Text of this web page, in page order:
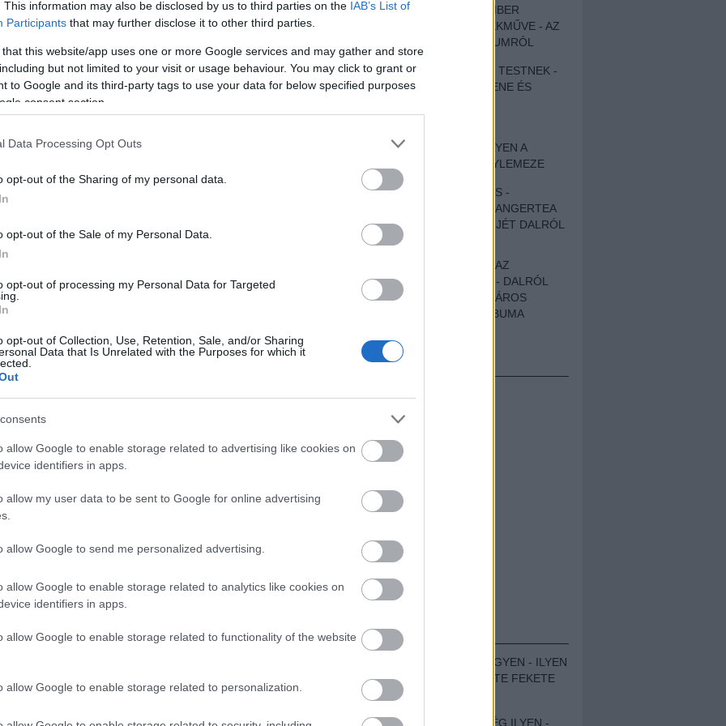
This information may also be disclosed by us to third parties on the IAB’s List of
Participants that may further disclose it to other third parties.
that this website/app uses one or more Google services and may gather and store
but not limited to your visit or usage behaviour. You may click to grant or
to Google and its third-party tags to use your data for below specified purposes
consent section.
Data Processing Opt Outs
opt-out of the Sharing of my personal data.
opt-out of the Sale of my Personal Data.
opt-out of processing my Personal Data for Targeted
opt-out of Collection, Use, Retention, Sale, and/or Sharing
Data that Is Unrelated with the Purposes for which it
allow Google to enable storage related to advertising like cookies on
identifiers in apps.
allow my user data to be sent to Google for online advertising
allow Google to send me personalized advertising.
allow Google to enable storage related to analytics like cookies on
identifiers in apps.
allow Google to enable storage related to functionality of the website
allow Google to enable storage related to personalization.
a Lángoló!
, ahol az eddigieknél jóval több tartalom vár!
végre kiadott egy végig élvezhető szólólemezt.
hogy jobban már nem is lehetne. A Pain
az embert. A Mumford and Sons-szal könnyen
ember. A kanadai Rush kijött egy teljesen
DEATH METAL
A DÜRERBEN
a Lángoló!
AzEntombed intézmény. A svéd death metal
játszottak, mert amit a Wolverine Blues című
alapmű után lemezre préseltek, az közelebb
volt a rock&rollhoz, mint a death-hez. Ennek
ellenére az úgynevezett láncfűrészes
hangzás hozzájuk vezethető vissza, és a
EGY DÜHÖS VÉNEMBER
UNIVERZÁLIS REMEKMŰVE - AZ
ÚJ BOB DYLAN-ALBUMRÓL
ZENE LÉLEKNEK ÉS TESTNEK -
AUTENTIKUS NÉPZENE ÉS
SZOMORKODÁS - ILYEN A
KATATONIA ÚJ NAGYLEMEZE
CROCODILE NERVES -
HALLGASD MEG AZ ANGERTEA
MA MEGJELENT EP-JÉT DALRÓL
DALRA!
A FELELŐSSÉGTŐL AZ
ELLOPOTT FÖLDIG - DALRÓL
DALRA A KÉPZELT VÁROS
SAMIZDAT CÍMŰ ALBUMA
HIRDETÉS
BESZÁMOLÓK
ZENÉS TÁBOR A HEGYEN - ILYEN
VOLT A VÍRUS SZÜLTE FEKETE
ZAJ FESZTIVÁL
SOHA NEM VOLT MÉG ILYEN -